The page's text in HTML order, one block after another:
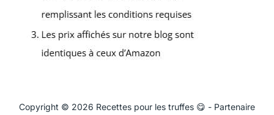
Copyright © 2026 Recettes pour les truffes 😋 - Partenaire